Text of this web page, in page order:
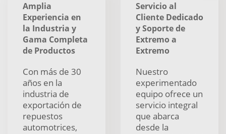
Amplia
Experiencia en
la Industria y
Gama Completa
de Productos
Con más de 30
años en la
industria de
exportación de
repuestos
automotrices,
Servicio al
Cliente Dedicado
y Soporte de
Extremo a
Extremo
Nuestro
experimentado
equipo ofrece un
servicio integral
que abarca
desde la